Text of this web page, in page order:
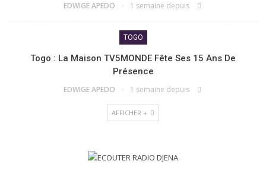
EDWIGE APEDO 1 semaine depuis
TOGO
Togo : La Maison TV5MONDE Fête Ses 15 Ans De
Présence
EDWIGE APEDO 1 semaine depuis
AFFICHER +